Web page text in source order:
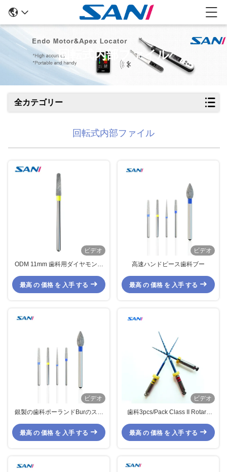
回転式内部ファイル
全カテゴリー
回転式内部ファイル
ビデオ
ODM 11mm 歯科用ダイヤモンド
最高 の 価格 を 入手 する
ビデオ
高速ハンドピース歯科ブー
最高 の 価格 を 入手 する
ビデオ
銀製の歯科ポーランドBurのステ
速Handpieceのために置いた
最高 の 価格 を 入手 する
ビデオ
歯科3pcs/Pack Class II Rotary
最高 の 価格 を 入手 する